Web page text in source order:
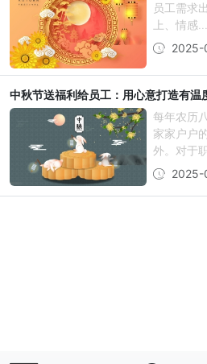
员工需求
上、情感...
中秋节送福利给员工：用心意打造有温
每年农历
家家户户
外。对于职
2025-